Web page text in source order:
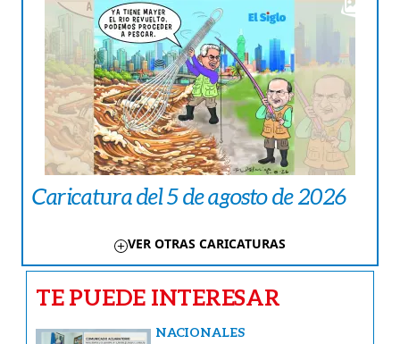
Caricatura del 5 de agosto de 2026
VER OTRAS CARICATURAS
TE PUEDE INTERESAR
NACIONALES